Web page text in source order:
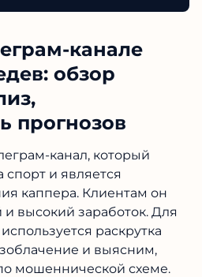
канале
обзор
прогнозов
канал, который
и является
каппера. Клиентам он
высокий заработок. Для
раскрутка
и выясним,
мошеннической схеме.